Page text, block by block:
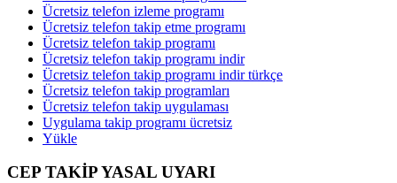
Ücretsiz telefon izleme programı
Ücretsiz telefon takip etme programı
Ücretsiz telefon takip programı
Ücretsiz telefon takip programı indir
Ücretsiz telefon takip programı indir türkçe
Ücretsiz telefon takip programları
Ücretsiz telefon takip uygulaması
Uygulama takip programı ücretsiz
Yükle
CEP TAKİP YASAL UYARI